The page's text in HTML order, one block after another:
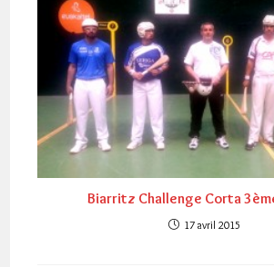
Biarritz Challenge Corta
17 avril 2015